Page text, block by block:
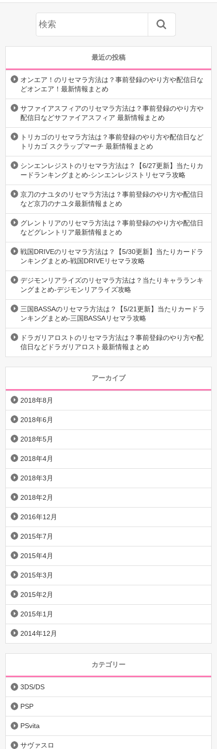
最近の投稿
オンエア！のリセマラ方法は？事前登録のやり方や配信日な
どオンエア！最新情報まとめ
サファイアスフィアのリセマラ方法は？事前登録のやり方や
配信日などサファイアスフィア 最新情報まとめ
トリカゴのリセマラ方法は？事前登録のやり方や配信日など
トリカゴ スクラップマーチ 最新情報まとめ
シンエンレジストのリセマラ方法は？【6/27更新】当たりカ
ードランキングまとめ-シンエンレジストリセマラ攻略
京刀のナユタのリセマラ方法は？事前登録のやり方や配信日
など京刀のナユタ最新情報まとめ
グレントリアのリセマラ方法は？事前登録のやり方や配信日
などグレントリア最新情報まとめ
戦国DRIVEのリセマラ方法は？【5/30更新】当たりカードラ
ンキングまとめ-戦国DRIVEリセマラ攻略
デジモンリアライズのリセマラ方法は？当たりキャラランキ
ングまとめ-デジモンリアライズ攻略
三国BASSAのリセマラ方法は？【5/21更新】当たりカードラ
ンキングまとめ-三国BASSAリセマラ攻略
ドラガリアロストのリセマラ方法は？事前登録のやり方や配
信日などドラガリアロスト最新情報まとめ
アーカイブ
2018年8月
2018年6月
2018年5月
2018年4月
2018年3月
2018年2月
2016年12月
2015年7月
2015年4月
2015年3月
2015年2月
2015年1月
2014年12月
カテゴリー
3DS/DS
PSP
PSvita
サヴァスロ